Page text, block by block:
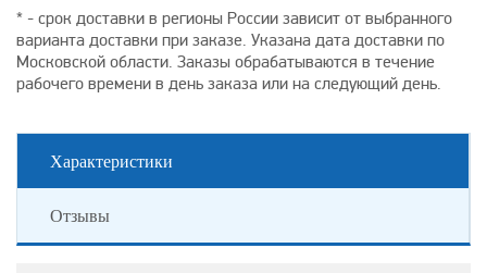
* - срок доставки в регионы России зависит от выбранного
варианта доставки при заказе. Указана дата доставки по
Московской области. Заказы обрабатываются в течение
рабочего времени в день заказа или на следующий день.
Характеристики
Отзывы